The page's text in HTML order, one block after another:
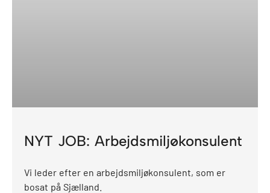
NYT JOB: Arbejdsmiljøkonsulent
Vi leder efter en arbejdsmiljøkonsulent, som er
bosat på Sjælland.